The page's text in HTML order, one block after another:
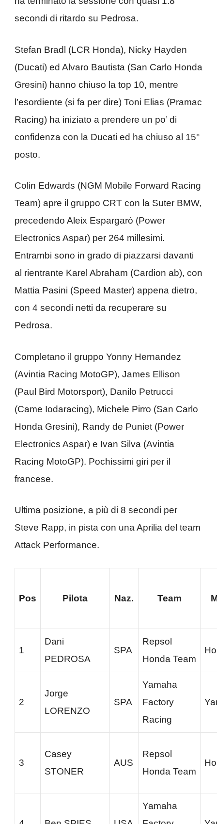
secondi di ritardo su Pedrosa.
Stefan Bradl (LCR Honda), Nicky Hayden
(Ducati) ed Alvaro Bautista (San Carlo Honda
Gresini) hanno chiuso la top 10, mentre
l’esordiente (si fa per dire) Toni Elias (Pramac
Racing) ha iniziato a prendere un po’ di
confidenza con la Ducati ed ha chiuso al 15°
posto.
Colin Edwards (NGM Mobile Forward Racing
Team) apre il gruppo CRT con la Suter BMW,
precedendo Aleix Espargaró (Power
Electronics Aspar) per 264 millesimi.
Entrambi sono in grado di piazzarsi davanti
al rientrante Karel Abraham (Cardion ab), con
Mattia Pasini (Speed Master) appena dietro,
con 4 secondi netti da recuperare su
Pedrosa.
Completano il gruppo Yonny Hernandez
(Avintia Racing MotoGP), James Ellison
(Paul Bird Motorsport), Danilo Petrucci
(Came Iodaracing), Michele Pirro (San Carlo
Honda Gresini), Randy de Puniet (Power
Electronics Aspar) e Ivan Silva (Avintia
Racing MotoGP). Pochissimi giri per il
francese.
Ultima posizione, a più di 8 secondi per
Steve Rapp, in pista con una Aprilia del team
Attack Performance.
Pos Pilota Naz. Team
1
Dani
PEDROSA
SPA
Repsol
Honda Team
2
Jorge
LORENZO
SPA
Yamaha
Factory
Racing
3
Casey
STONER
AUS
Repsol
Honda Team
Yamaha